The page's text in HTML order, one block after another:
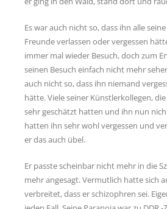
Es war auch nicht so, dass ihn alle
Freunde verlassen oder vergessen
immer mal wieder Besuch, doch zum
seinen Besuch einfach nicht mehr
auch nicht so, dass ihn niemand
hätte. Viele seiner Künstlerkollegen,
sehr geschätzt hatten und ihn nun
hatten ihn sehr wohl vergessen und
er das auch übel.
Er passte scheinbar nicht mehr in die
mehr angesagt. Vermutlich hatte sich
verbreitet, dass er schizophren sei.